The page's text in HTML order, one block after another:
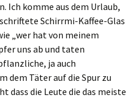
Ich komme aus dem Urlaub,
Schirrmi-Kaffee-Glas
„wer hat von meinem
uns ab und taten
ja auch
dem Täter auf die Spur zu
dass die Leute die das meiste